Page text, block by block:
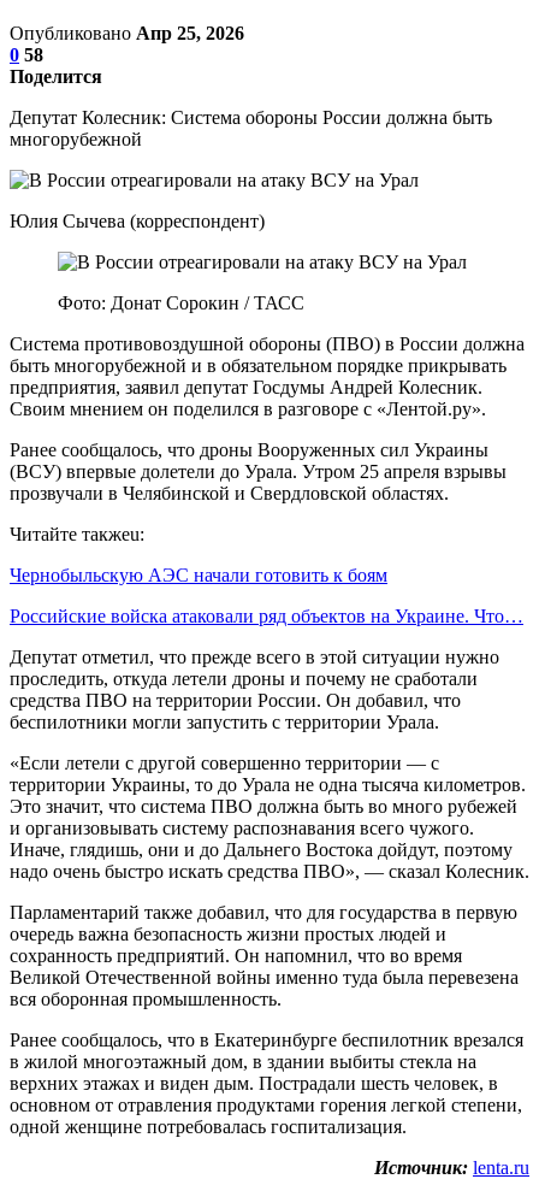
Опубликовано Апр 25, 2026
0 58
Поделится
Депутат Колесник: Система обороны России должна быть
многорубежной
Юлия Сычева (корреспондент)
Фото: Донат Сорокин / ТАСС
Система противовоздушной обороны (ПВО) в России должна
быть многорубежной и в обязательном порядке прикрывать
предприятия, заявил депутат Госдумы Андрей Колесник.
Своим мнением он поделился в разговоре с «Лентой.ру».
Ранее сообщалось, что дроны Вооруженных сил Украины
(ВСУ) впервые долетели до Урала. Утром 25 апреля взрывы
прозвучали в Челябинской и Свердловской областях.
Читайте такжеu:
Чернобыльскую АЭС начали готовить к боям
Российские войска атаковали ряд объектов на Украине. Что…
Депутат отметил, что прежде всего в этой ситуации нужно
проследить, откуда летели дроны и почему не сработали
средства ПВО на территории России. Он добавил, что
беспилотники могли запустить с территории Урала.
«Если летели с другой совершенно территории — с
территории Украины, то до Урала не одна тысяча километров.
Это значит, что система ПВО должна быть во много рубежей
и организовывать систему распознавания всего чужого.
Иначе, глядишь, они и до Дальнего Востока дойдут, поэтому
надо очень быстро искать средства ПВО», — сказал Колесник.
Парламентарий также добавил, что для государства в первую
очередь важна безопасность жизни простых людей и
сохранность предприятий. Он напомнил, что во время
Великой Отечественной войны именно туда была перевезена
вся оборонная промышленность.
Ранее сообщалось, что в Екатеринбурге беспилотник врезался
в жилой многоэтажный дом, в здании выбиты стекла на
верхних этажах и виден дым. Пострадали шесть человек, в
основном от отравления продуктами горения легкой степени,
одной женщине потребовалась госпитализация.
Источник: lenta.ru